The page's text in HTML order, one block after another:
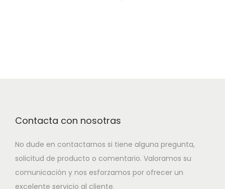
Contacta con nosotras
No dude en contactarnos si tiene alguna pregunta,
solicitud de producto o comentario. Valoramos su
comunicación y nos esforzamos por ofrecer un
excelente servicio al cliente.